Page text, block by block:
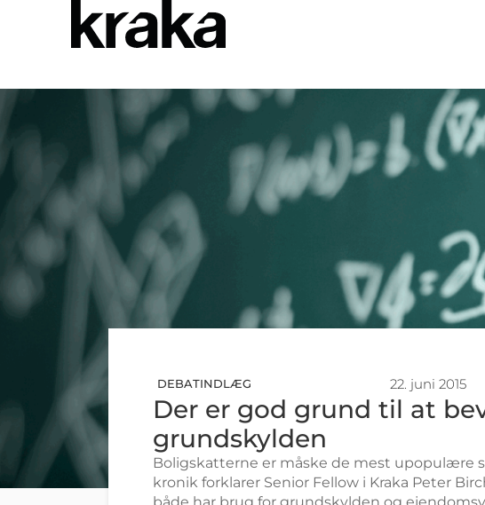
DEBATINDLÆG 22. juni 2015
Der er god grund til at
grundskylden
Boligskatterne er måske de mest upopulære
kronik forklarer Senior Fellow i Kraka Peter